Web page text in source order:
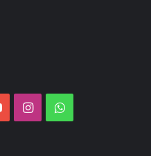
YouTubeInstagramWhatsApp